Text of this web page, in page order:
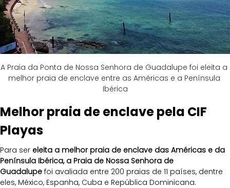
A Praia da Ponta de Nossa Senhora de Guadalupe foi eleita a
melhor praia de enclave entre as Américas e a Península
Ibérica
Melhor praia de enclave pela CIF
Playas
Para ser eleita a melhor praia de enclave das Américas e da
Península Ibérica, a Praia de Nossa Senhora de
Guadalupe foi avaliada entre 200 praias de 11 países, dentre
eles, México, Espanha, Cuba e República Dominicana.